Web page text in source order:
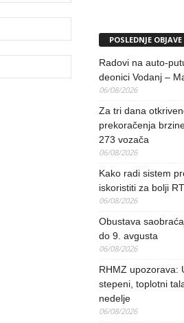
POSLEDNJE OBJAVE
Radovi na auto-
deonici Vodanj –
06/08/2026
Za tri dana
prekoračenja
273 vozača
06/08/2026
Kako radi sistem
iskoristiti za bolji
06/08/2026
Obustava
do 9. avgusta
06/08/2026
RHMZ upozorava:
stepeni, toplotni
nedelje
06/08/2026